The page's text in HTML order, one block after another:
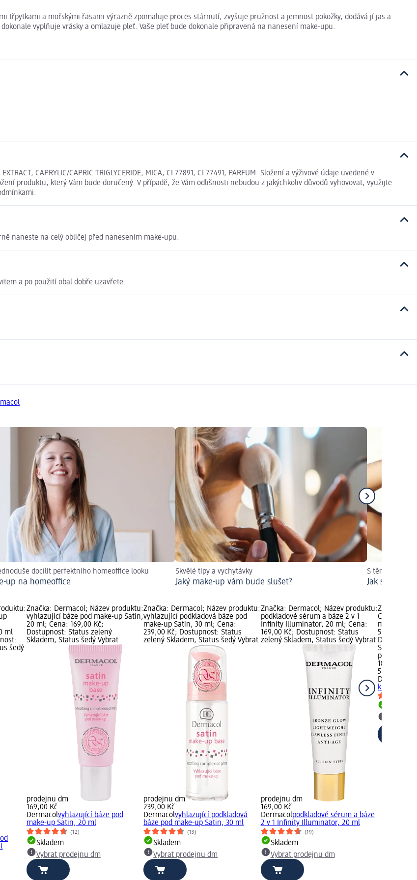
třpytkami a mořskými řasami výrazně zpomaluje proces stárnutí, zvyšuje pružnost a jemnost pokožky, dodává jí jas a
vyplňuje vrásky a omlazuje pleť. Vaše pleť bude dokonale připravená na nanesení make-upu.
EXTRACT, CAPRYLIC/CAPRIC TRIGLYCERIDE, MICA, CI 77891, CI 77491, PARFUM. Složení a výživové údaje uvedené v
produktu, který Vám bude doručený. V případě, že Vám odlišnosti nebudou z jakýchkoliv důvodů vyhovovat, využijte
naneste na celý obličej před nanesením make-upu.
a po použití obal dobře uzavřete.
docílit perfektního homeoffice looku
up na homeoffice
Skvělé tipy a vychytávky
Jaký make-up vám bude slušet?
S těmito tipy
Jak se v létě
ml
šedý
Značka: Dermacol; Název produktu:
vyhlazující báze pod make-up Satin,
20 ml; Cena: 169,00 Kč;
Dostupnost: Status zelený
Skladem, Status šedý Vybrat
prodejnu dm
169,00 Kč
Dermacolvyhlazující báze pod
make-up Satin, 20 ml
(12)
Skladem
Vybrat prodejnu dm
Značka: Dermacol; Název produktu:
vyhlazující podkladová báze pod
make-up Satin, 30 ml; Cena:
239,00 Kč; Dostupnost: Status
zelený Skladem, Status šedý Vybrat
prodejnu dm
239,00 Kč
Dermacolvyhlazující podkladová
báze pod make-up Satin, 30 ml
(13)
Skladem
Vybrat prodejnu dm
Značka: Dermacol; Název produktu:
podkladové sérum a báze 2 v 1
Infinity Illuminator, 20 ml; Cena:
169,00 Kč; Dostupnost: Status
zelený Skladem, Status šedý Vybrat
prodejnu dm
169,00 Kč
Dermacolpodkladové sérum a báze
2 v 1 Infinity Illuminator, 20 ml
(19)
Skladem
Vybrat prodejnu dm
Značka:
Collagen
ml; Cena:
50 ml
Skladem,
prodejnu
189,00 Kč
50 ml
Dermacol
krém, 50 ml